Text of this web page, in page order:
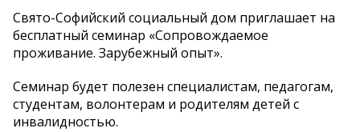
Свято-Софийский социальный дом приглашает на
бесплатный семинар «Сопровождаемое
проживание. Зарубежный опыт».
Семинар будет полезен специалистам, педагогам,
студентам, волонтерам и родителям детей с
инвалидностью.